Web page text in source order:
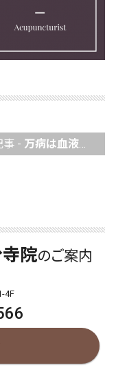
事 - 万病は血液の汚れから！肝臓のゴールデンタイムと健康の秘訣
院のご案内
4F